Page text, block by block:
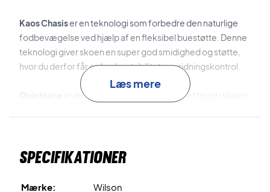
Kaos Chasiser en teknologi som forbedre den naturlige
fodbevægelse ved hjælp af en fleksibel buestøtte. Denne
teknologi giver skoen en super god smidighed og støtte,
hvor du derfor får en bedre stabilitet og vridningskontrol.
er det snøresystem som er blevet brugt i skoen.
indvendige sokkekonstruktion, for at få en bedre komfort.
Rubber Medial Drag Pads
Læs mere
Specifikationer
Mærke: Wilson